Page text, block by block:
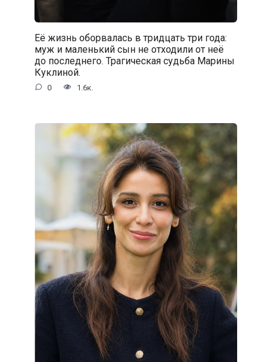
Её жизнь оборвалась в тридцать три года:
муж и маленький сын не отходили от неё
до последнего. Трагическая судьба Марины
Куклиной.
0 1.6к.